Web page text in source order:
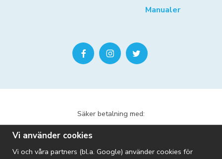
Manualer
Säker betalning med:
Vi använder cookies
Vi och våra partners (bl.a. Google) använder cookies för